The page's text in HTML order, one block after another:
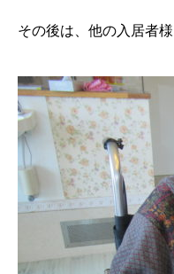
その後は、他の入居者